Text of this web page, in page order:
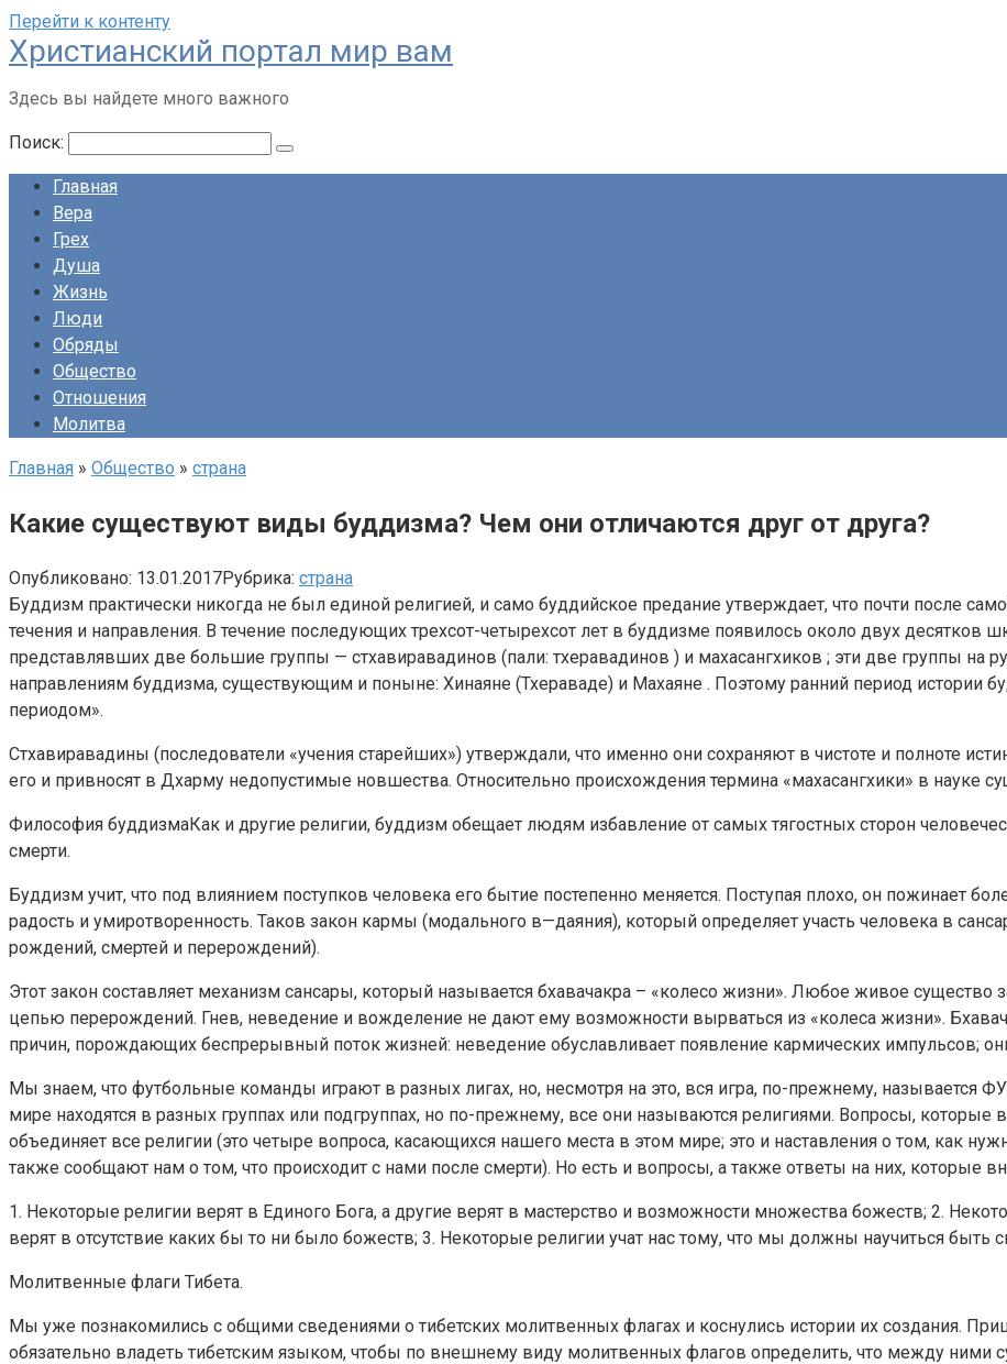
Перейти к контенту
Христианский портал мир вам
Здесь вы найдете много важного
Поиск:
Главная
Вера
Грех
Душа
Жизнь
Люди
Обряды
Общество
Отношения
Молитва
Главная » Общество » страна
Какие существуют виды буддизма? Чем они отличаются друг от друга?
Опубликовано: 13.01.2017Рубрика: страна
Буддизм практически никогда не был единой религией, и само буддийское предание утверждает, что почти после
течения и направления. В течение последующих трехсот-четырехсот лет в буддизме появилось около двух десятков
представлявших две большие группы — стхавиравадинов (пали: тхеравадинов ) и махасангхиков ; эти две группы
направлениям буддизма, существующим и поныне: Хинаяне (Тхераваде) и Махаяне . Поэтому ранний период истории
периодом».
Стхавиравадины (последователи «учения старейших») утверждали, что именно они сохраняют в чистоте и полноте
его и привносят в Дхарму недопустимые новшества. Относительно происхождения термина «махасангхики» в науке
Философия буддизмаКак и другие религии, буддизм обещает людям избавление от самых тягостных сторон
смерти.
Буддизм учит, что под влиянием поступков человека его бытие постепенно меняется. Поступая плохо, он пожинает
радость и умиротворенность. Таков закон кармы (модального в—даяния), который определяет участь человека в
рождений, смертей и перерождений).
Этот закон составляет механизм сансары, который называется бхавачакра – «колесо жизни». Любое живое существо
цепью перерождений. Гнев, неведение и вожделение не дают ему возможности вырваться из «колеса жизни».
причин, порождающих беспрерывный поток жизней: неведение обуславливает появление кармических импульсов;
Мы знаем, что футбольные команды играют в разных лигах, но, несмотря на это, вся игра, по-прежнему, называется
мире находятся в разных группах или подгруппах, но по-прежнему, все они называются религиями. Вопросы, которые
объединяет все религии (это четыре вопроса, касающихся нашего места в этом мире; это и наставления о том, как
также сообщают нам о том, что происходит с нами после смерти). Но есть и вопросы, а также ответы на них, которые
1. Некоторые религии верят в Единого Бога, а другие верят в мастерство и возможности множества божеств; 2.
верят в отсутствие каких бы то ни было божеств; 3. Некоторые религии учат нас тому, что мы должны научиться
Молитвенные флаги Тибета.
Мы уже познакомились с общими сведениями о тибетских молитвенных флагах и коснулись истории их создания.
обязательно владеть тибетским языком, чтобы по внешнему виду молитвенных флагов определить, что между ними